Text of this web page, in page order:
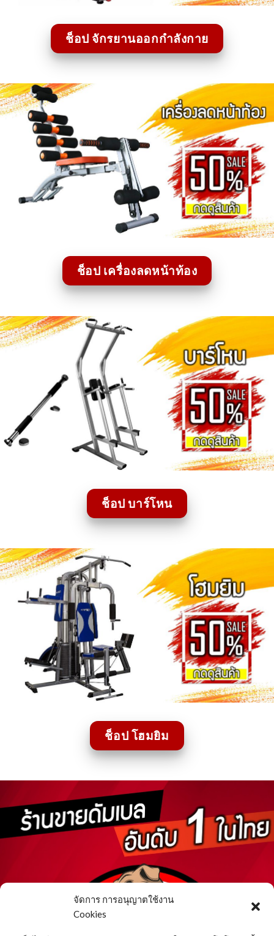
จัดการ การอนุญาตใช้งาน
Cookies
ช็อป จักรยานออกกำลังกาย
ช็อป เครื่องลดหน้าท้อง
ช็อป บาร์โหน
ช็อป โฮมยิม